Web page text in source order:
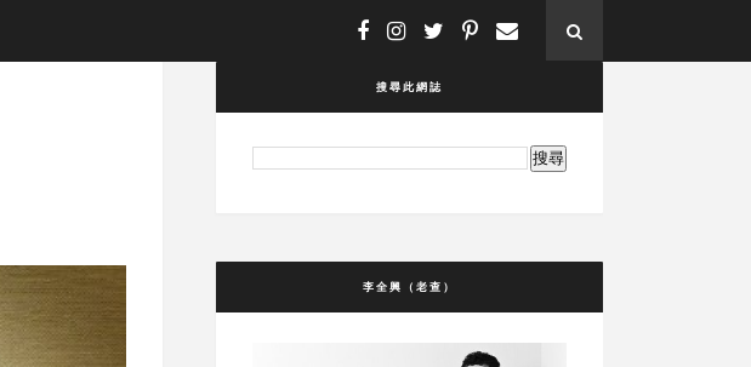
搜尋此網誌
李全興（老查）